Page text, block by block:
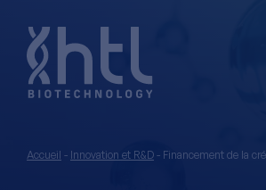
Accueil - Innovation et R&D - Financement de la